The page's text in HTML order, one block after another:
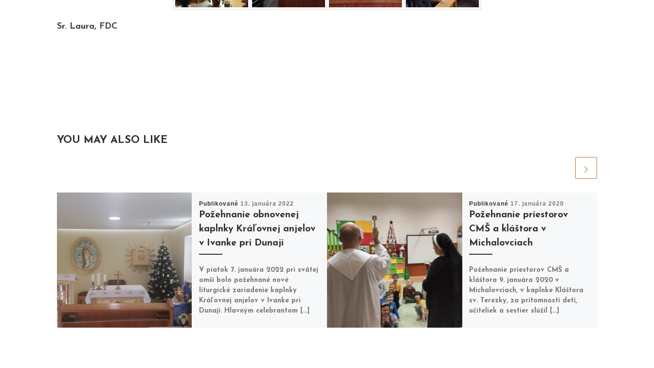
Sr. Laura, FDC
YOU MAY ALSO LIKE
Publikované 13. januára 2022
Požehnanie obnovenej
kaplnky Kráľovnej anjelov
v Ivanke pri Dunaji
V piatok 7. januára 2022 pri svätej
omši bolo požehnané nové
liturgické zariadenie kaplnky
Kráľovnej anjelov v Ivanke pri
Dunaji. Hlavným celebrantom […]
Publikované 17. januára 2020
Požehnanie priestorov
CMŠ a kláštora v
Michalovciach
Požehnanie priestorov CMŠ a
kláštora 9. januára 2020 v
Michalovciach, v kaplnke Kláštora
sv. Terezky, za prítomností detí,
učiteliek a sestier slúžil […]